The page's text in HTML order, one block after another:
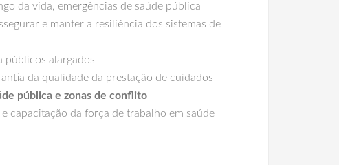
da vida, emergências de saúde pública
e manter a resiliência dos sistemas de
públicos alargados
da qualidade da prestação de cuidados
pública e zonas de conflito
capacitação da força de trabalho em saúde